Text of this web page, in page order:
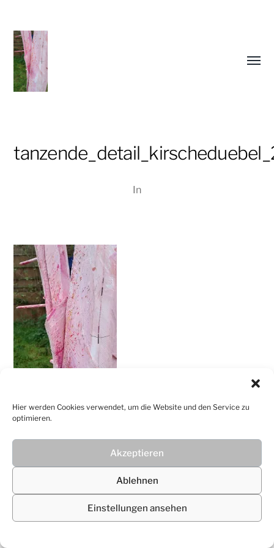
Hier werden Cookies verwendet, um die Website und den Service zu
optimieren.
Akzeptieren
Ablehnen
Einstellungen ansehen
Lüdtke
Menü
In
© 2026Christiane Lüdtke